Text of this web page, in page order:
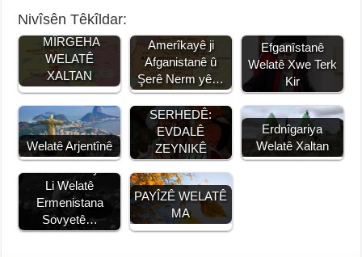
c
e
b
o
o
k
tt
er
at
A
p
p
e
n
g
er
gr
a
m
y
Li
n
k
e
Nivîsên Têkîldar:
MÎRGEHA
WELATÊ
XALTAN
Amerîkayê ji
Afganistanê û
Şerê Nerm yê…
Efganîstanê
Welatê Xwe Terk
Kir
Welatê Arjentînê
BILBILÊ WELATÊ
SERHEDÊ:
EVDALÊ
ZEYNIKÊ
Erdnîgariya
Welatê Xaltan
Li Welatê
Ermenistana
Sovyetê…
PAYÎZÊ WELATÊ
MA